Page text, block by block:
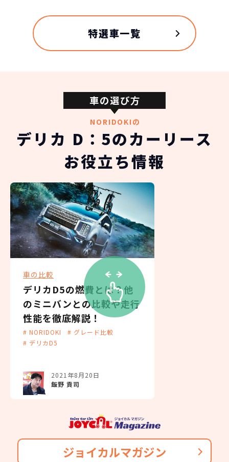
自動車ローン
514万円
税込
5,148,000円
三菱自動車 デリカ D：5
総支払金額の差
320
194
月々の支払 143,000
3年（36回）・実質年率 5.0%
NORIDOKIが提案するカーライフ
おクルマの乗換えは、多額の費用が発生するため、短
期でカンタンに乗換えるのが難しくなります。
で乗り続けている方は多いのではないでしょうか？
NORIDOKIの提案するカーライフは３年毎に新車に乗
り換え続けるというもの。3年毎に好きな新車を選んで
乗り換えられるし、故障・車検などの心配をする必要
がありません。また、6年乗るつもりで買ったのに、転
勤・妊娠・転職・ボーナスカットなど予想しない出来
事が発生しても短期契約で乗換えることができるの
三菱自動車 デリカ D：5の
スペック
車両重量
1950kg
乗車定員
7名
純正タイヤサイズ
225/55R19
4N14
型式
特選車一覧
車の選び方
NORIDOKIの
デリカ D：5のカーリース
お役立ち情報
車の比較
デリカD5の燃費とは？他
のミニバンとの比較や走行
性能を徹底解説！
# NORIDOKI
# グレード比較
# デリカD5
2021年8月20日
飯野 貢司
ジョイカルマガジン